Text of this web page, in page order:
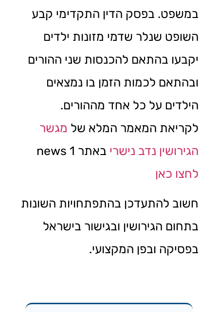
במשפט. בפסק הדין התקדימי קבע
השופט שנלר שדמי מזונות ילדים
יקבעו בהתאם להכנסות שני ההורים
ובהתאם לכמות הזמן בו נמצאים
הילדים על כל אחד מההורים.
לקריאת המאמר המלא של מגשר
הגירושין נדב נישרי באתר news 1
לחצו כאן
חשוב להתעדכן בהתפתחויות השונות
בתחום הגירושין ובגישור בישראל
בפסיקה ובפן המקצועי.